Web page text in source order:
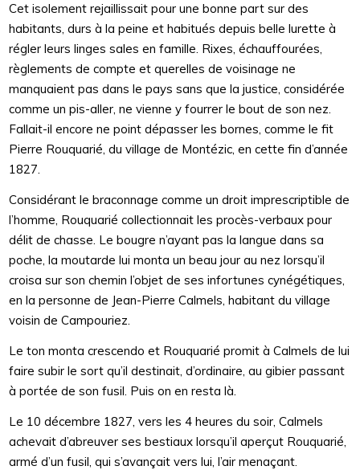
Cet isolement rejaillissait pour une bonne part sur des
habitants, durs à la peine et habitués depuis belle lurette à
régler leurs linges sales en famille. Rixes, échauffourées,
règlements de compte et querelles de voisinage ne
manquaient pas dans le pays sans que la justice, considérée
comme un pis-aller, ne vienne y fourrer le bout de son nez.
Fallait-il encore ne point dépasser les bornes, comme le fit
Pierre Rouquarié, du village de Montézic, en cette fin d’année
1827.
Considérant le braconnage comme un droit imprescriptible de
l’homme, Rouquarié collectionnait les procès-verbaux pour
délit de chasse. Le bougre n’ayant pas la langue dans sa
poche, la moutarde lui monta un beau jour au nez lorsqu’il
croisa sur son chemin l’objet de ses infortunes cynégétiques,
en la personne de Jean-Pierre Calmels, habitant du village
voisin de Campouriez.
Le ton monta crescendo et Rouquarié promit à Calmels de lui
faire subir le sort qu’il destinait, d’ordinaire, au gibier passant
à portée de son fusil. Puis on en resta là.
Le 10 décembre 1827, vers les 4 heures du soir, Calmels
achevait d’abreuver ses bestiaux lorsqu’il aperçut Rouquarié,
armé d’un fusil, qui s’avançait vers lui, l’air menaçant.